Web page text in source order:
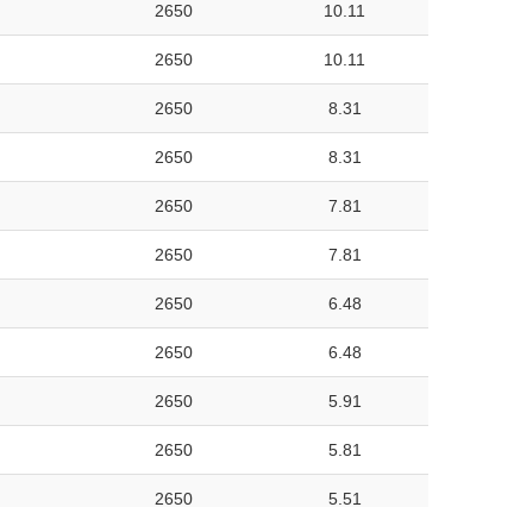
2650 10.11
2650 10.11
2650 8.31
2650 8.31
2650 7.81
2650 7.81
2650 6.48
2650 6.48
2650 5.91
2650 5.81
2650 5.51